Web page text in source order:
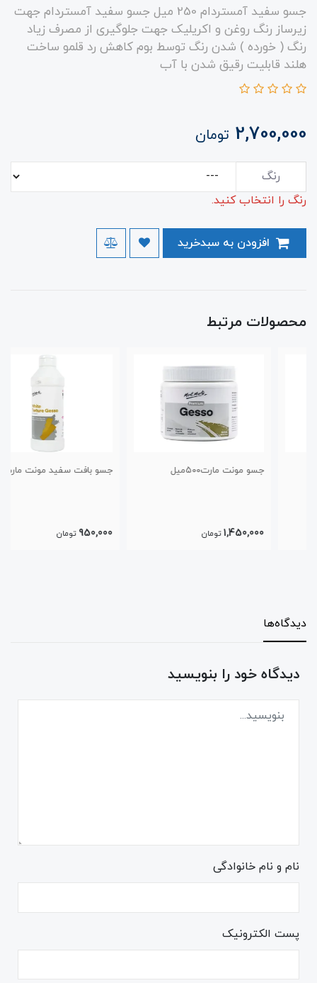
جسو سفید آمستردام 250 میل جسو سفید آمستردام جهت
زیرساز رنگ روغن و اکریلیک جهت جلوگیری از مصرف زیاد
رنگ ( خورده ) شدن رنگ توسط بوم کاهش رد قلمو ساخت
هلند قابلیت رقیق شدن با آب
2,700,000 تومان
رنگ
رنگ را انتخاب کنید.
محصولات مرتبط
جسو مونت مارت۵۰۰‌میل
1,450,000 تومان
جسو بافت سفید مونت مارت
تومان
دیدگاه‌ها
دیدگاه خود را بنویسید
نام و نام خانوادگی
پست الکترونیک